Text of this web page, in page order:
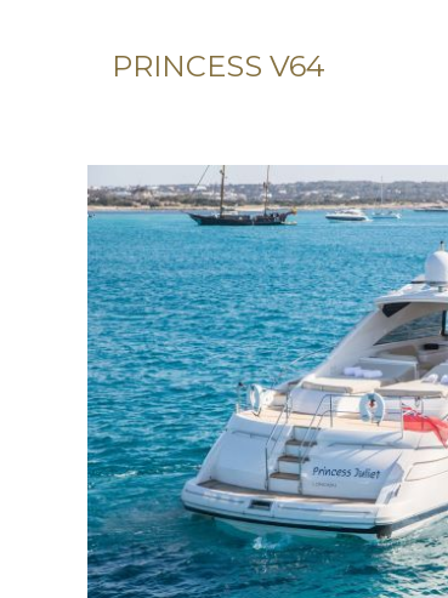
PRINCESS V64